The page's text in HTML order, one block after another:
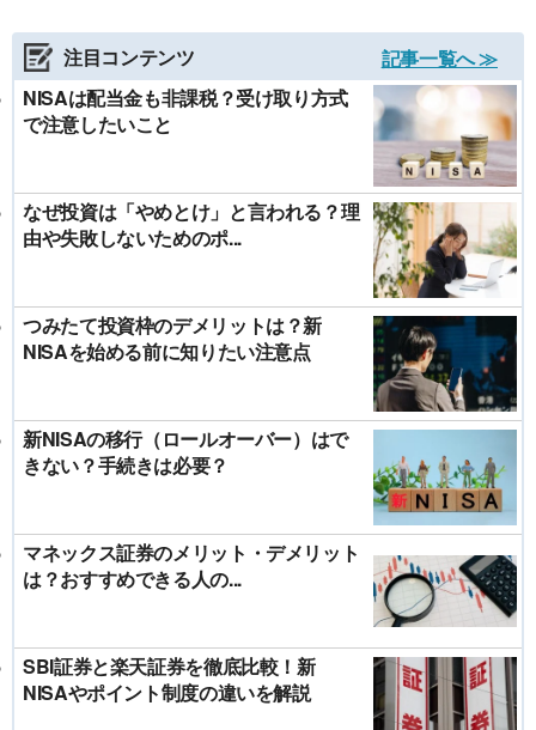
注目コンテンツ
記事一覧へ ≫
NISAは配当金も非課税？受け取り方式
で注意したいこと
なぜ投資は「やめとけ」と言われる？理
由や失敗しないためのポ...
つみたて投資枠のデメリットは？新
NISAを始める前に知りたい注意点
新NISAの移行（ロールオーバー）はで
きない？手続きは必要？
マネックス証券のメリット・デメリット
は？おすすめできる人の...
SBI証券と楽天証券を徹底比較！新
NISAやポイント制度の違いを解説